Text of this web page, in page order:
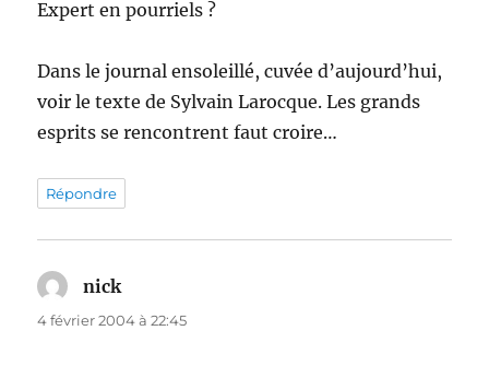
Expert en pourriels ?
Dans le journal ensoleillé, cuvée d’aujourd’hui,
voir le texte de Sylvain Larocque. Les grands
esprits se rencontrent faut croire…
Répondre
nickdit :
4 février 2004 à 22:45